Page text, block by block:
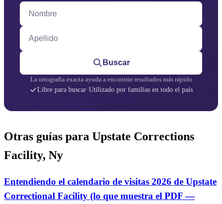
Nombre
Apellido
Buscar
La ortografía exacta ayuda a encontrar resultados más rápido
Libre para buscar·Utilizado por familias en todo el país
Otras guías para Upstate Corrections
Facility, Ny
Entendiendo el calendario de visitas 2026 de Upstate
Correctional Facility (lo que muestra el PDF —